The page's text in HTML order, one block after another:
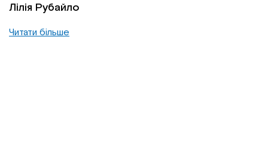
Лілія Рубайло
Читати більше